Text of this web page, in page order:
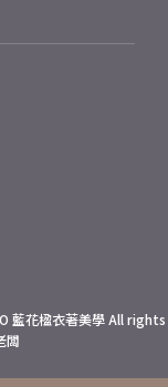
藍花楹衣著美學 All rights
闆